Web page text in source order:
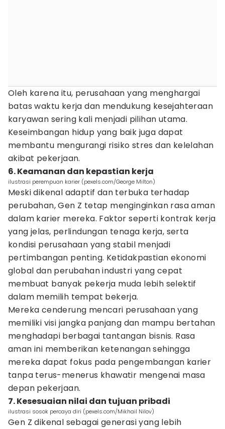
Oleh karena itu, perusahaan yang menghargai
batas waktu kerja dan mendukung kesejahteraan
karyawan sering kali menjadi pilihan utama.
Keseimbangan hidup yang baik juga dapat
membantu mengurangi risiko stres dan kelelahan
akibat pekerjaan.
6. Keamanan dan kepastian kerja
ilustrasi perempuan karier (pexels.com/George Milton)
Meski dikenal adaptif dan terbuka terhadap
perubahan, Gen Z tetap menginginkan rasa aman
dalam karier mereka. Faktor seperti kontrak kerja
yang jelas, perlindungan tenaga kerja, serta
kondisi perusahaan yang stabil menjadi
pertimbangan penting. Ketidakpastian ekonomi
global dan perubahan industri yang cepat
membuat banyak pekerja muda lebih selektif
dalam memilih tempat bekerja.
Mereka cenderung mencari perusahaan yang
memiliki visi jangka panjang dan mampu bertahan
menghadapi berbagai tantangan bisnis. Rasa
aman ini memberikan ketenangan sehingga
mereka dapat fokus pada pengembangan karier
tanpa terus-menerus khawatir mengenai masa
depan pekerjaan.
7. Kesesuaian nilai dan tujuan pribadi
ilustrasi sosok percaya diri (pexels.com/Mikhail Nilov)
Gen Z dikenal sebagai generasi yang lebih